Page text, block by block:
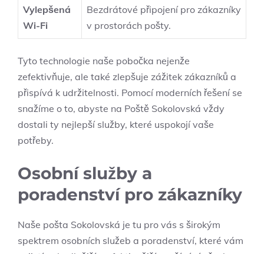
Vylepšená
Wi-Fi
Bezdrátové připojení pro zákazníky
v prostorách pošty.
Tyto technologie naše pobočka nejenže
zefektivňuje, ale také zlepšuje zážitek zákazníků a
přispívá k udržitelnosti. Pomocí moderních řešení se
snažíme o to, abyste na Poště Sokolovská vždy
dostali ty nejlepší služby, které uspokojí vaše
potřeby.
Osobní služby a
poradenství pro zákazníky
Naše pošta Sokolovská je tu pro vás s širokým
spektrem osobních služeb a poradenství, které vám